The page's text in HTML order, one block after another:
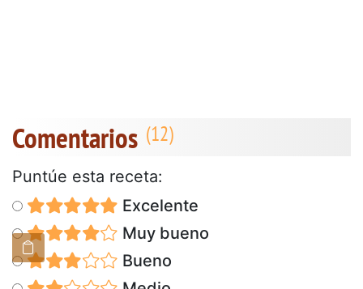
Comentarios
Puntúe esta receta:
Excelente
Muy bueno
Bueno